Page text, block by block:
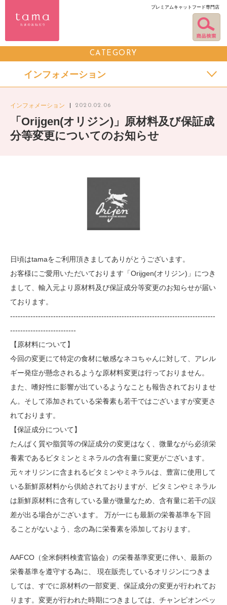
プレミアムキャットフード専門店
CATEGORY
インフォメーション
インフォメーション 2020.02.06
「Orijgen(オリジン)」原材料及び保証成
分等変更についてのお知らせ
日頃はtamaをご利用頂きましてありがとうございます。
お客様にご愛用いただいております「Orijgen(オリジン)」につき
まして、輸入元より原材料及び保証成分等変更のお知らせが届い
ております。
---------------------------------------------------------------------------------
--------------------------
【原材料について】
今回の変更にて特定の食材に敏感なネコちゃんに対して、アレル
ギー発症が懸念されるような原材料変更は行っておりません。
また、嗜好性に影響が出ているようなことも報告されておりませ
ん。そして添加されている栄養素も若干ではございますが変更さ
れております。
【保証成分について】
たんぱく質や脂質等の保証成分の変更はなく、微量ながら必須栄
養素であるビタミンとミネラルの含有量に変更がございます。
元々オリジンに含まれるビタミンやミネラルは、豊富に使用して
いる新鮮原材料から供給されておりますが、ビタミンやミネラル
は新鮮原材料に含有している量が微量なため、含有量に若干の誤
差が出る場合がございます。 万が一にも最新の栄養基準を下回
ることがないよう、念の為に栄養素を添加しております。
AAFCO（全米飼料検査官協会）の栄養基準変更に伴い、最新の
栄養基準を遵守する為に、 現在販売しているオリジンにつきま
しては、すでに原材料の一部変更、保証成分の変更が行われてお
ります。変更が行われた時期につきましては、チャンピオンペッ